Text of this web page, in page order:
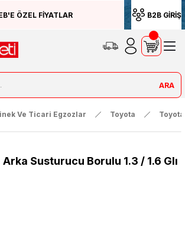
ÖZEL FİYATLAR B2B GİRİŞ
ARA
Ve Ticari Egzozlar Toyota
Susturucu Borulu 1.3 / 1.6 Glı